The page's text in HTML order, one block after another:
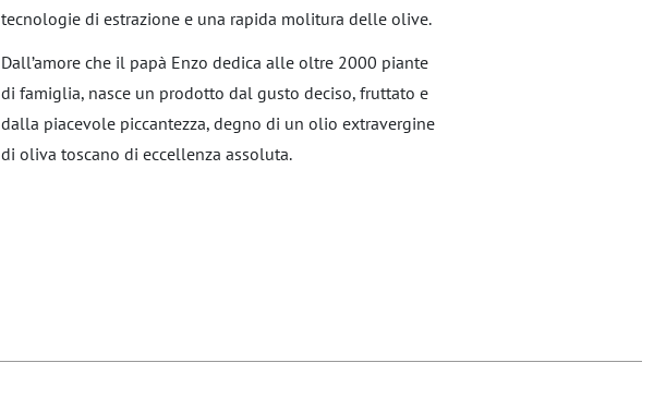
tecnologie di estrazione e una rapida molitura delle olive.
Dall’amore che il papà Enzo dedica alle oltre 2000 piante
di famiglia, nasce un prodotto dal gusto deciso, fruttato e
dalla piacevole piccantezza, degno di un olio extravergine
di oliva toscano di eccellenza assoluta.